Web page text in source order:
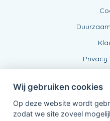
Privacy
Wij gebruiken cookies
Op deze website wordt
zodat we site zoveel